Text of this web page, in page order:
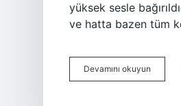
yüksek sesle
ve hatta bazen tüm
Devamını okuyun
Oluşma